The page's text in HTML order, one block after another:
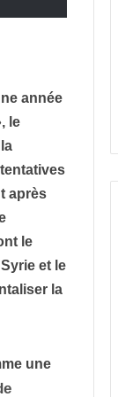
année
le
après
le
et le
la
une